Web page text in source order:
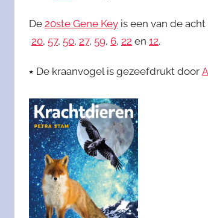
De 20ste Gene Key is een van de
20, 57, 50, 27, 59, 6, 22 en 12.
⭑ De kraanvogel is gezeefdrukt door